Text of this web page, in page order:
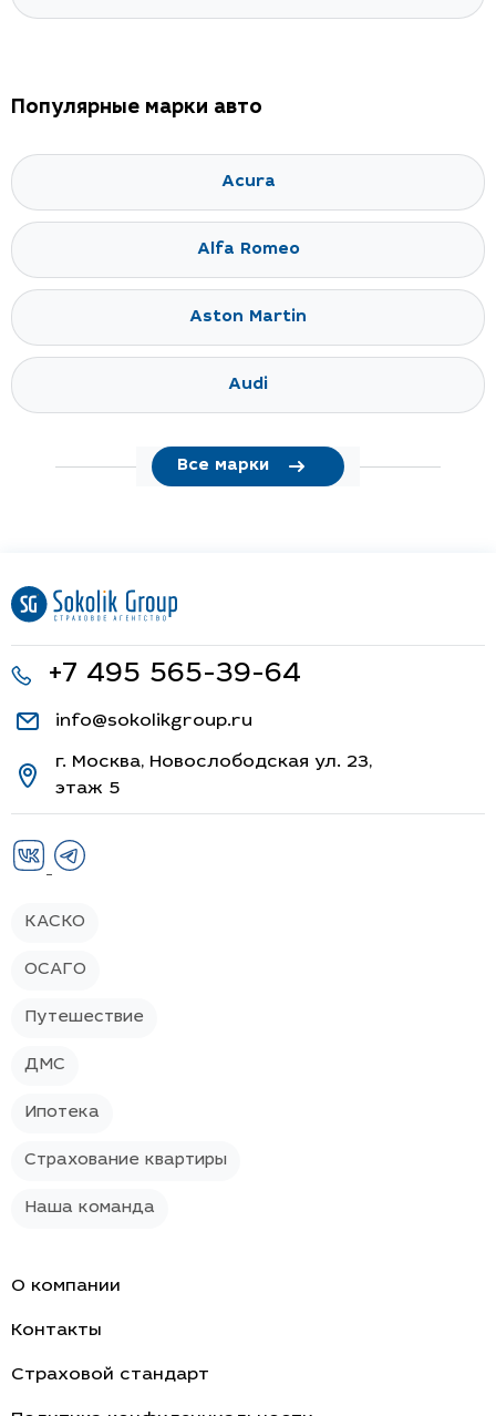
Популярные марки авто
Acura
Alfa Romeo
Aston Martin
Audi
Все марки
+7 495 565-39-64
info@sokolikgroup.ru
г. Москва, Новослободская ул. 23,
этаж 5
КАСКО
ОСАГО
Путешествие
ДМС
Ипотека
Страхование квартиры
Наша команда
О компании
Контакты
Страховой стандарт